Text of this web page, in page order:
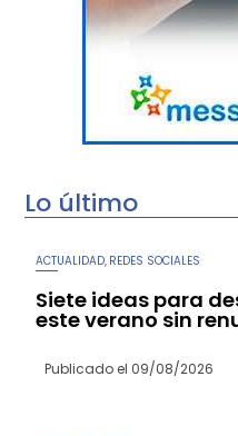
Lo último
ACTUALIDAD, REDES SOCIALES
Siete ideas para
este verano sin
Publicado el 09/08/2026